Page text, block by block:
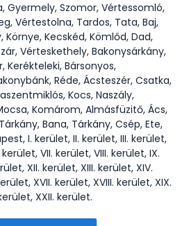
Gyermely, Szomor, Vértessomló,
Vértestolna, Tardos, Tata, Baj,
Környe, Kecskéd, Kömlőd, Dad,
Vérteskethely, Bakonysárkány,
Kerékteleki, Bársonyos,
Réde, Ácsteszér, Csatka,
Kocs, Naszály,
Komárom, Almásfüzitő, Ács,
Bana, Tárkány, Csép, Ete,
I. kerület, II. kerület, III. kerület,
VII. kerület, VIII. kerület, IX.
XII. kerület, XIII. kerület, XIV.
XVII. kerület, XVIII. kerület, XIX.
XXII. kerület.